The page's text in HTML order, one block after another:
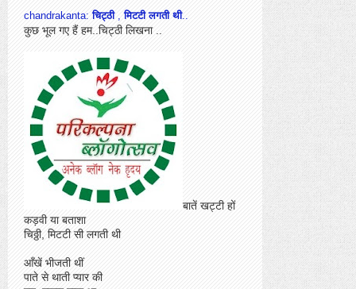
chandrakanta:चिट्ठी,मिटटी लगती थी..
कुछ भूल गए हैं हम..चिट्ठी लिखना ..
बातें खट्टी हों
कड़वी या बताशा
चिठ्ठी, मिटटी सी लगती थी
आँखें भीजती थीं
पाते से थाती प्यार की